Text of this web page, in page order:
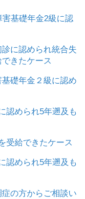
基礎年金2級に認
に認められ統合失
きたケース
礎年金２級に認め
認められ5年遡及も
受給できたケース
認められ5年遡及も
の方からご相談い